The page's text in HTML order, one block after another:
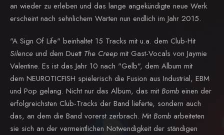
an wieder zu erleben und das lange angekündigte neue Werk
erscheint nach sehnlichem Warten nun endlich im Jahr 2015.
"A Sign Of Life" beinhaltet 15 Tracks mit u.a. dem Club-Hit
Silence und dem Duett The Creep mit Gast-Vocals von Jaymie
Valentine. Es ist das Jahr 10 nach "Gelb", dem Album mit
dem NEUROTICFISH spielerisch die Fusion aus Industrial, EBM
und Pop gelang. Nicht nur das Album, das mit Bomb einen der
erfolgreichsten Club-Tracks der Band lieferte, sondern auch
das, an dem die Band vorerst zerbrach. Mit Bomb arbeiteten
sie sich an der vermeintlichen Notwendigkeit der ständigen